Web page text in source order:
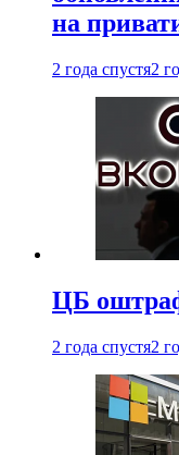
на
2 года спустя2
ЦБ
2 года спустя2